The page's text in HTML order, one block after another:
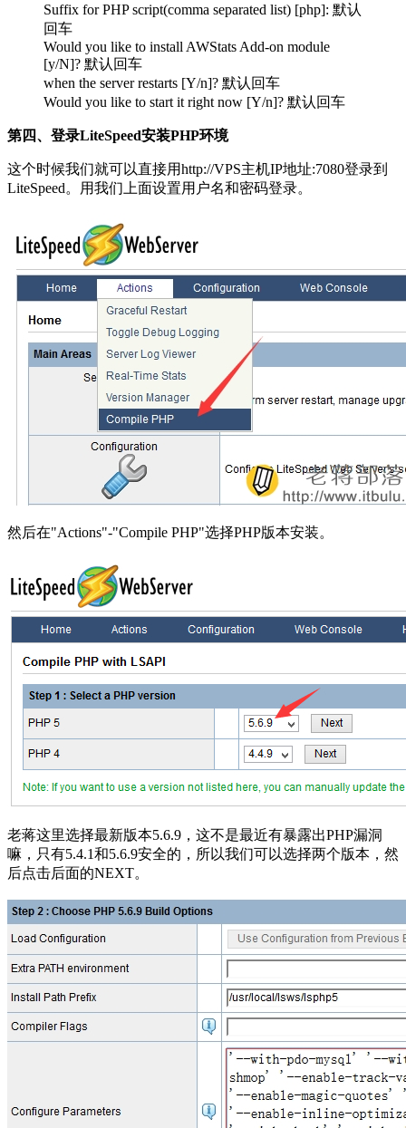
Suffix for PHP script(comma separated list) [php]: 默认
回车
Would you like to install AWStats Add-on module
[y/N]? 默认回车
when the server restarts [Y/n]? 默认回车
Would you like to start it right now [Y/n]? 默认回车
第四、登录LiteSpeed安装PHP环境
这个时候我们就可以直接用http://VPS主机IP地址:7080登录到
LiteSpeed。用我们上面设置用户名和密码登录。
然后在"Actions"-"Compile PHP"选择PHP版本安装。
老蒋这里选择最新版本5.6.9，这不是最近有暴露出PHP漏洞
嘛，只有5.4.1和5.6.9安全的，所以我们可以选择两个版本，然
后点击后面的NEXT。